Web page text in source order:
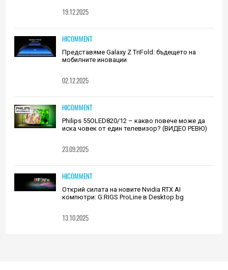
19.12.2025
HICOMMENT
Представяме Galaxy Z TriFold: бъдещето на
мобилните иновации
02.12.2025
HICOMMENT
Philips 55OLED820/12 – какво повече може да
иска човек от един телевизор? (ВИДЕО РЕВЮ)
23.09.2025
HICOMMENT
Открий силата на новите Nvidia RTX AI
компютри: G:RIGS ProLine в Desktop.bg
13.10.2025